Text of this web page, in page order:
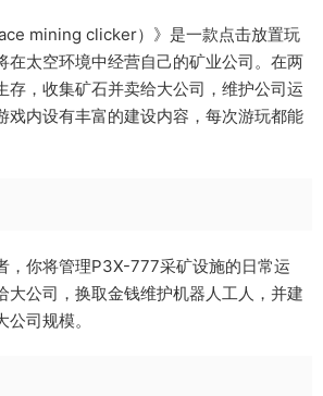
mining clicker）》是一款点击放置玩
在太空环境中经营自己的矿业公司。在两
存，收集矿石并卖给大公司，维护公司运
戏内设有丰富的建设内容，每次游玩都能
，你将管理P3X-777采矿设施的日常运
大公司，换取金钱维护机器人工人，并建
司规模。